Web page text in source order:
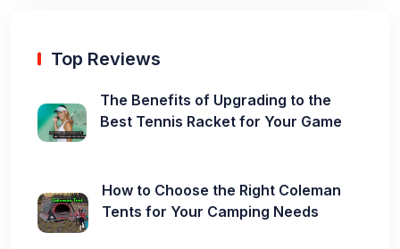
Top Reviews
The Benefits of Upgrading to the
Best Tennis Racket for Your Game
How to Choose the Right Coleman
Tents for Your Camping Needs